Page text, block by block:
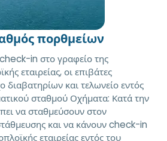
πορθμείων
in στο γραφείο της
εταιρείας, οι επιβάτες
και τελωνείο εντός
σταθμού Οχήματα: Κατά την
να σταθμεύσουν στον
και να κάνουν check-in
εταιρείας εντός του